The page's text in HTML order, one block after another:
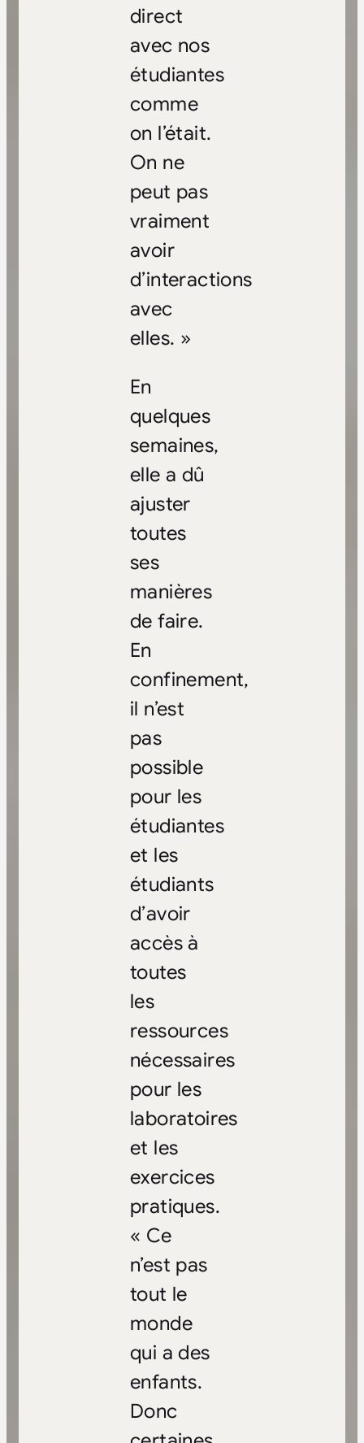
direct
avec nos
étudiantes
comme
on l’était.
On ne
peut pas
vraiment
avoir
d’interactions
avec
elles. »
En
quelques
semaines,
elle a dû
ajuster
toutes
ses
manières
de faire.
En
confinement,
il n’est
pas
possible
pour les
étudiantes
et les
étudiants
d’avoir
accès à
toutes
les
ressources
nécessaires
pour les
laboratoires
et les
exercices
pratiques.
« Ce
n’est pas
tout le
monde
qui a des
enfants.
Donc